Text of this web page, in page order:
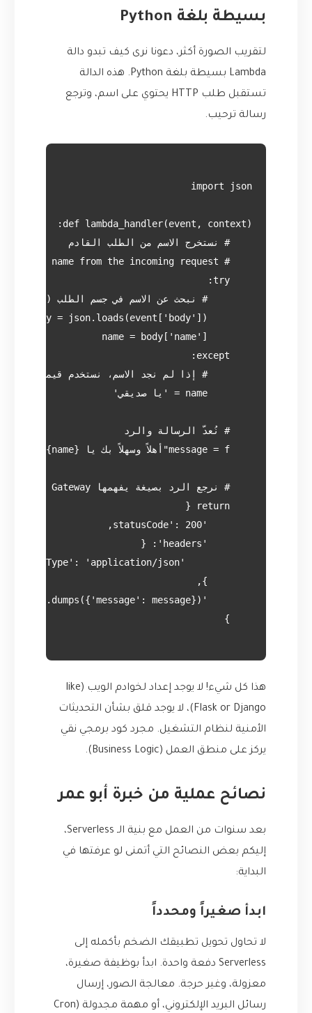
بسيطة بلغة Python
لتقريب الصورة أكثر، دعونا نرى كيف تبدو دالة
Lambda بسيطة بلغة Python. هذه الدالة
تستقبل طلب HTTP يحتوي على اسم، وترجع
رسالة ترحيب.
هذا كل شيء! لا يوجد إعداد لخوادم الويب (like
Flask or Django)، لا يوجد قلق بشأن التحديثات
الأمنية لنظام التشغيل. مجرد كود برمجي نقي
يركز على منطق العمل (Business Logic).
نصائح عملية من خبرة أبو عمر
بعد سنوات من العمل مع بنية الـ Serverless،
إليكم بعض النصائح التي أتمنى لو عرفتها في
البداية:
ابدأ صغيراً ومحدداً
لا تحاول تحويل تطبيقك الضخم بأكمله إلى
Serverless دفعة واحدة. ابدأ بوظيفة صغيرة،
معزولة، وغير حرجة. معالجة الصور، إرسال
رسائل البريد الإلكتروني، أو مهمة مجدولة (Cron